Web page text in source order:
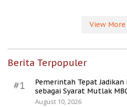
View More
Berita Terpopuler
#1
Pemerintah Tepat
sebagai Syarat Mutlak
August 10, 2026